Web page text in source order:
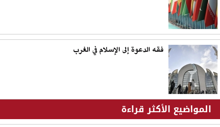
فقه الدعوة إلى الإسلام في الغرب
المواضيع الأكثر قراءة